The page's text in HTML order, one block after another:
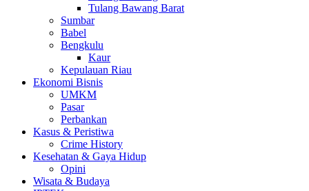
Tulang Bawang Barat
Sumbar
Babel
Bengkulu
Kaur
Kepulauan Riau
Ekonomi Bisnis
UMKM
Pasar
Perbankan
Kasus & Peristiwa
Crime History
Kesehatan & Gaya Hidup
Opini
Wisata & Budaya